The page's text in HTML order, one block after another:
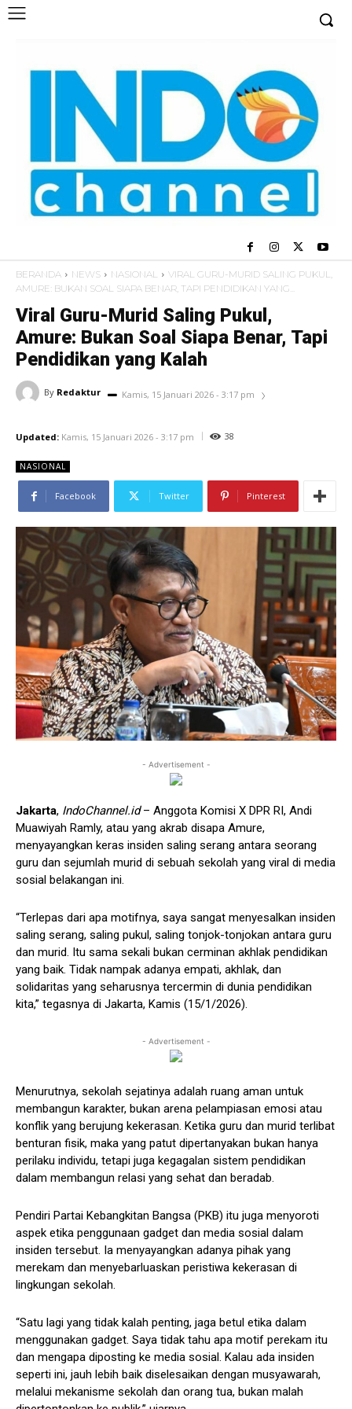
BERANDA NEWS NASIONAL
VIRAL GURU-MURID SALING PUKUL,
AMURE: BUKAN SOAL SIAPA BENAR, TAPI PENDIDIKAN YANG...
Viral Guru-Murid Saling Pukul,
Amure: Bukan Soal Siapa Benar, Tapi
Pendidikan yang Kalah
By Redaktur Kamis, 15 Januari 2026 - 3:17 pm
Updated: Kamis, 15 Januari 2026 - 3:17 pm 38
NASIONAL
Facebook Twitter Pinterest
- Advertisement -
Jakarta, IndoChannel.id– Anggota Komisi X DPR RI, Andi
Muawiyah Ramly, atau yang akrab disapa Amure,
menyayangkan keras insiden saling serang antara seorang
guru dan sejumlah murid di sebuah sekolah yang viral di media
sosial belakangan ini.
“Terlepas dari apa motifnya, saya sangat menyesalkan insiden
saling serang, saling pukul, saling tonjok-tonjokan antara guru
dan murid. Itu sama sekali bukan cerminan akhlak pendidikan
yang baik. Tidak nampak adanya empati, akhlak, dan
solidaritas yang seharusnya tercermin di dunia pendidikan
kita,” tegasnya di Jakarta, Kamis (15/1/2026).
- Advertisement -
Menurutnya, sekolah sejatinya adalah ruang aman untuk
membangun karakter, bukan arena pelampiasan emosi atau
konflik yang berujung kekerasan. Ketika guru dan murid terlibat
benturan fisik, maka yang patut dipertanyakan bukan hanya
perilaku individu, tetapi juga kegagalan sistem pendidikan
dalam membangun relasi yang sehat dan beradab.
Pendiri Partai Kebangkitan Bangsa (PKB) itu juga menyoroti
aspek etika penggunaan gadget dan media sosial dalam
insiden tersebut. Ia menyayangkan adanya pihak yang
merekam dan menyebarluaskan peristiwa kekerasan di
lingkungan sekolah.
“Satu lagi yang tidak kalah penting, jaga betul etika dalam
menggunakan gadget. Saya tidak tahu apa motif perekam itu
dan mengapa diposting ke media sosial. Kalau ada insiden
seperti ini, jauh lebih baik diselesaikan dengan musyawarah,
melalui mekanisme sekolah dan orang tua, bukan malah